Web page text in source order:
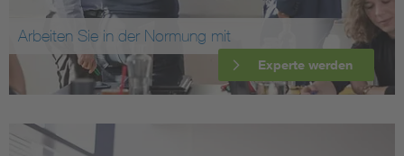
Arbeiten Sie in der Normung mit
Experte werden